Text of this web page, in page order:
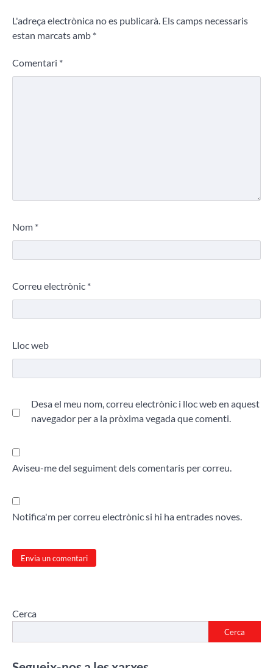
L'adreça electrònica no es publicarà. Els camps necessaris
estan marcats amb *
Comentari *
Nom *
Correu electrònic *
Lloc web
Desa el meu nom, correu electrònic i lloc web en aquest
navegador per a la pròxima vegada que comenti.
Aviseu-me del seguiment dels comentaris per correu.
Notifica'm per correu electrònic si hi ha entrades noves.
Cerca
Cerca